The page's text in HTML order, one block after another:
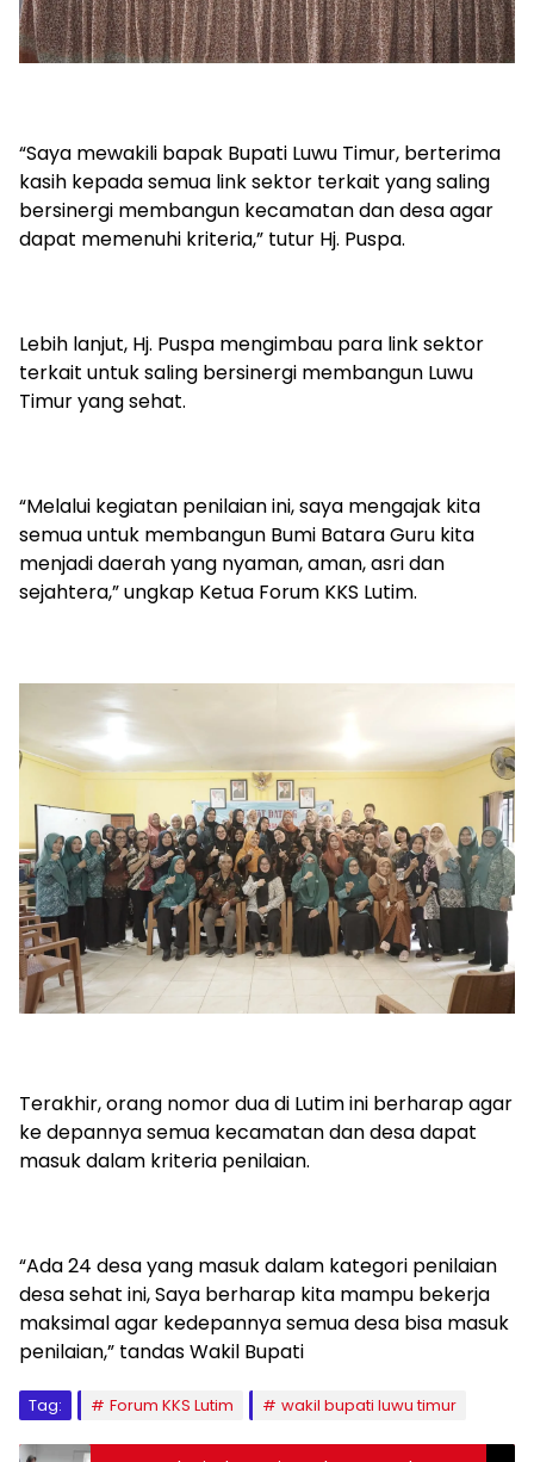
“Saya mewakili bapak Bupati Luwu Timur, berterima
kasih kepada semua link sektor terkait yang saling
bersinergi membangun kecamatan dan desa agar
dapat memenuhi kriteria,” tutur Hj. Puspa.
Lebih lanjut, Hj. Puspa mengimbau para link sektor
terkait untuk saling bersinergi membangun Luwu
Timur yang sehat.
“Melalui kegiatan penilaian ini, saya mengajak kita
semua untuk membangun Bumi Batara Guru kita
menjadi daerah yang nyaman, aman, asri dan
sejahtera,” ungkap Ketua Forum KKS Lutim.
Terakhir, orang nomor dua di Lutim ini berharap agar
ke depannya semua kecamatan dan desa dapat
masuk dalam kriteria penilaian.
“Ada 24 desa yang masuk dalam kategori penilaian
desa sehat ini, Saya berharap kita mampu bekerja
maksimal agar kedepannya semua desa bisa masuk
penilaian,” tandas Wakil Bupati
Tag: Forum KKS Lutim wakil bupati luwu timur